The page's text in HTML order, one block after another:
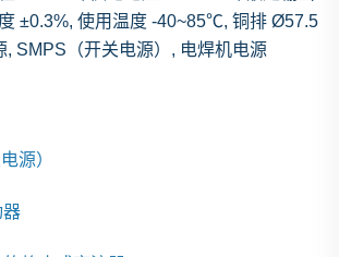
±0.3%, 使用温度 -40~85℃, 铜排 Ø57.5
, SMPS（开关电源）, 电焊机电源
源）
器